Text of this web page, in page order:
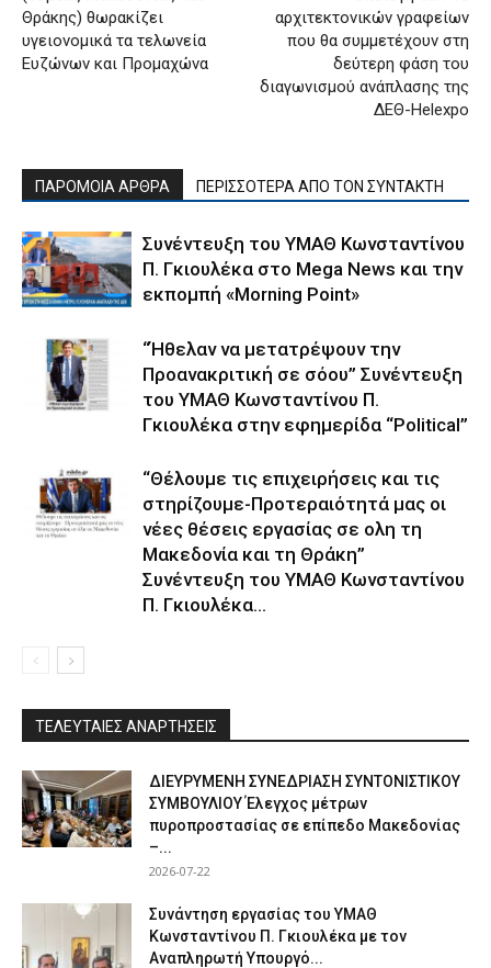
Θράκης) θωρακίζει
υγειονομικά τα τελωνεία
Ευζώνων και Προμαχώνα
αρχιτεκτονικών γραφείων
που θα συμμετέχουν στη
δεύτερη φάση του
διαγωνισμού ανάπλασης της
ΔΕΘ-Helexpo
ΠΑΡΟΜΟΙΑ ΑΡΘΡΑ ΠΕΡΙΣΣΟΤΕΡΑ ΑΠΟ ΤΟΝ ΣΥΝΤΑΚΤΗ
Συνέντευξη του ΥΜΑΘ Κωνσταντίνου
Π. Γκιουλέκα στο Mega News και την
εκπομπή «Morning Point»
“Ήθελαν να μετατρέψουν την
Προανακριτική σε σόου” Συνέντευξη
του ΥΜΑΘ Κωνσταντίνου Π.
Γκιουλέκα στην εφημερίδα “Political”
“Θέλουμε τις επιχειρήσεις και τις
στηρίζουμε-Προτεραιότητά μας οι
νέες θέσεις εργασίας σε ολη τη
Μακεδονία και τη Θράκη”
Συνέντευξη του ΥΜΑΘ Κωνσταντίνου
Π. Γκιουλέκα...
ΤΕΛΕΥΤΑΙΕΣ ΑΝΑΡΤΗΣΕΙΣ
ΔΙΕΥΡΥΜΕΝΗ ΣΥΝΕΔΡΙΑΣΗ ΣΥΝΤΟΝΙΣΤΙΚΟΥ
ΣΥΜΒΟΥΛΙΟΥ Έλεγχος μέτρων
πυροπροστασίας σε επίπεδο Μακεδονίας
–...
2026-07-22
Συνάντηση εργασίας του ΥΜΑΘ
Κωνσταντίνου Π. Γκιουλέκα με τον
Αναπληρωτή Υπουργό...